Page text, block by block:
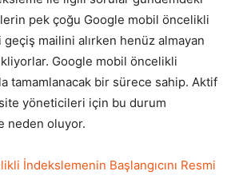
SEO,
SEM,
ASO,
pek çoğu Google mobil öncelikli
mailini alırken henüz almayan
Google mobil öncelikli
tamamlanacak bir sürece sahip. Aktif
yöneticileri için bu durum
neden oluyor.
İndekslemenin Başlangıcını Resmi